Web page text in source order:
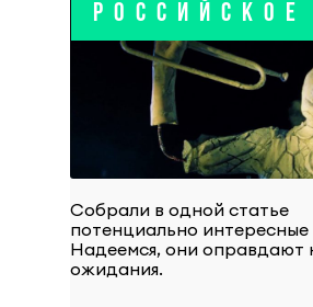
РОССИЙСКОЕ
Собрали в одной статье
потенциально интересные
Надеемся, они оправдают
ожидания.